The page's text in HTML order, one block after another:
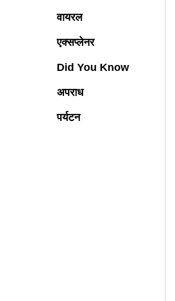
वायरल
एक्सप्लेनर
Did You Know
अपराध
पर्यटन